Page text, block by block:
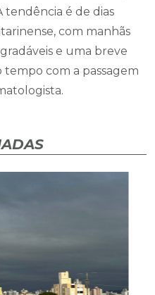
tendência é de dias
com manhãs
e uma breve
com a passagem